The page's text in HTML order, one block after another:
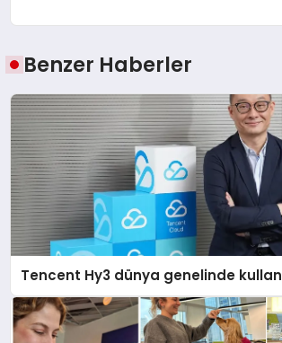
Benzer Haberler
Tencent Hy3 dünya genelinde